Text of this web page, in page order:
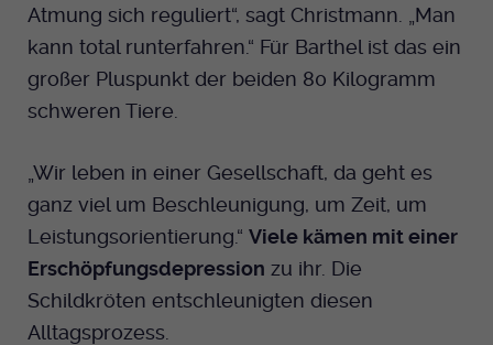
Atmung sich reguliert“, sagt Christmann. „Man
kann total runterfahren.“ Für Barthel ist das ein
großer Pluspunkt der beiden 80 Kilogramm
schweren Tiere.
„Wir leben in einer Gesellschaft, da geht es
ganz viel um Beschleunigung, um Zeit, um
Leistungsorientierung.“ Viele kämen mit einer
Erschöpfungsdepression zu ihr. Die
Schildkröten entschleunigten diesen
Alltagsprozess.